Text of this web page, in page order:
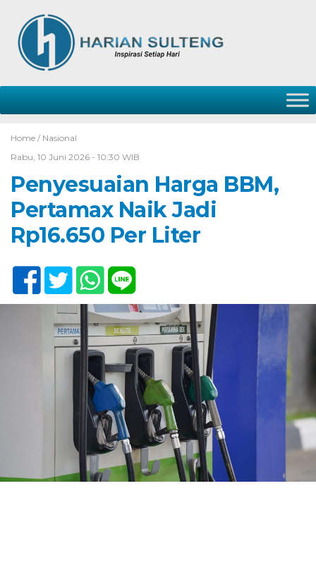
Home / Nasional
Rabu, 10 Juni 2026 - 10:30 WIB
Penyesuaian Harga BBM,
Pertamax Naik Jadi
Rp16.650 Per Liter